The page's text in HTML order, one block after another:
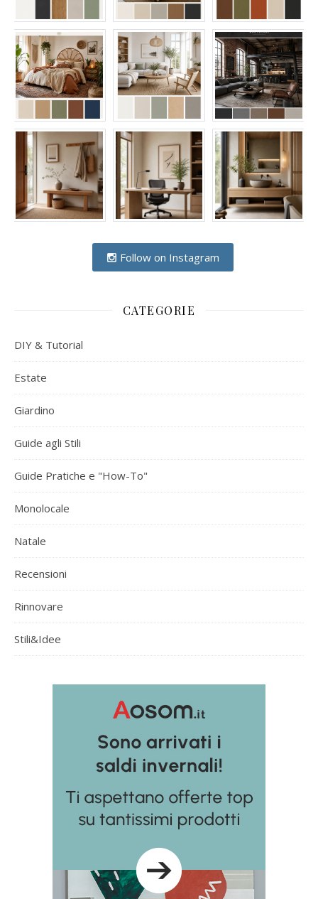
Follow on Instagram
CATEGORIE
DIY & Tutorial
Estate
Giardino
Guide agli Stili
Guide Pratiche e "How-To"
Monolocale
Natale
Recensioni
Rinnovare
Stili&Idee